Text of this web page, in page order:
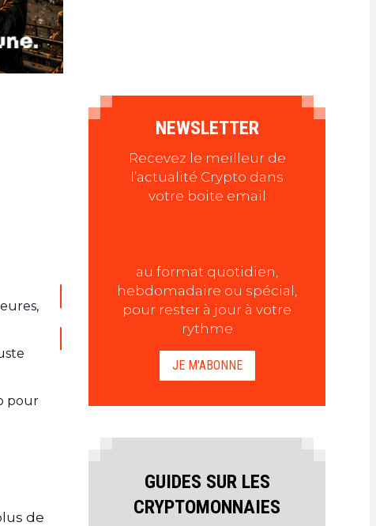
pour
de
NEWSLETTER
Recevez le meilleur de
l’actualité Crypto dans
votre boite email
au format quotidien,
hebdomadaire ou spécial,
pour rester à jour à votre
rythme
JE M'ABONNE
GUIDES SUR LES
CRYPTOMONNAIES